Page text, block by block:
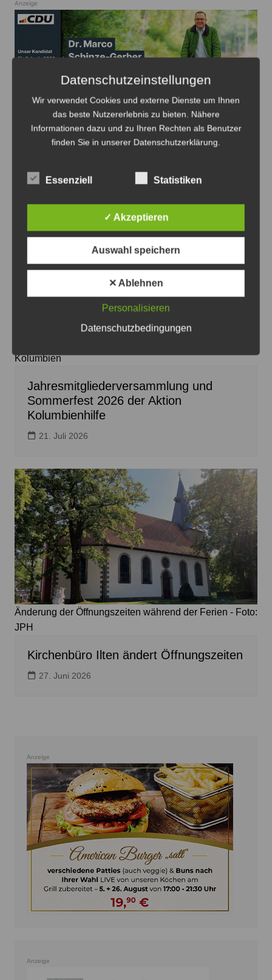
Anzeige
Beitragsnavigation
Zurück
Das könnte Sie auch interessieren
Die Aktion "Kolumbienhilfe" freut sich auf eine rege
Kolumbien
Jahresmitgliederversammlung und
Sommerfest 2026 der Aktion
Kolumbienhilfe
21. Juli 2026
Änderung der Öffnungszeiten während der Ferien - Foto:
JPH
Kirchenbüro Ilten ändert Öffnungszeiten
27. Juni 2026
Anzeige
Anzeige
Datenschutzeinstellungen
Wir verwendet Cookies und externe Dienste um Ihnen
das beste Nutzererlebnis zu bieten. Nähere
Informationen dazu und zu Ihren Rechten als Benutzer
finden Sie in unserer Datenschutzerklärung.
Essenziell Statistiken
✓ Akzeptieren
Auswahl speichern
✕ Ablehnen
Personalisieren
Datenschutzbedingungen